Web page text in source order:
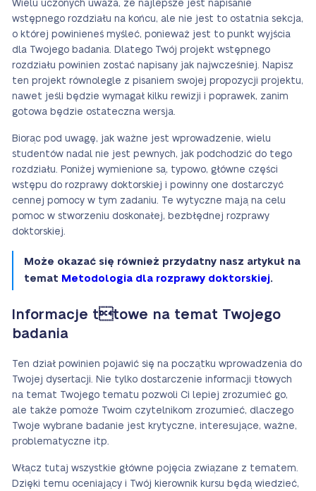
Wielu uczonych uważa, że najlepsze jest napisanie
wstępnego rozdziału na końcu, ale nie jest to ostatnia sekcja,
o której powinieneś myśleć, ponieważ jest to punkt wyjścia
dla Twojego badania. Dlatego Twój projekt wstępnego
rozdziału powinien zostać napisany jak najwcześniej. Napisz
ten projekt równolegle z pisaniem swojej propozycji projektu,
nawet jeśli będzie wymagał kilku rewizji i poprawek, zanim
gotowa będzie ostateczna wersja.
Biorąc pod uwagę, jak ważne jest wprowadzenie, wielu
studentów nadal nie jest pewnych, jak podchodzić do tego
rozdziału. Poniżej wymienione są, typowo, główne części
wstępu do rozprawy doktorskiej i powinny one dostarczyć
cennej pomocy w tym zadaniu. Te wytyczne mają na celu
pomoc w stworzeniu doskonałej, bezbłędnej rozprawy
doktorskiej.
Może okazać się również przydatny nasz artykuł na
temat Metodologia dla rozprawy doktorskiej.
Informacje ttowe na temat Twojego
badania
Ten dział powinien pojawić się na początku wprowadzenia do
Twojej dysertacji. Nie tylko dostarczenie informacji tłowych
na temat Twojego tematu pozwoli Ci lepiej zrozumieć go,
ale także pomoże Twoim czytelnikom zrozumieć, dlaczego
Twoje wybrane badanie jest krytyczne, interesujące, ważne,
problematyczne itp.
Włącz tutaj wszystkie główne pojęcia związane z tematem.
Dzięki temu oceniający i Twój kierownik kursu będą wiedzieć,